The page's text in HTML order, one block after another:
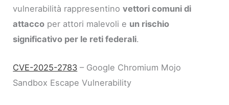
vulnerabilità rappresentinovettori comuni di
attacco per attori malevoli e un rischio
significativo per le reti federali.
CVE-2025-2783 – Google Chromium Mojo
Sandbox Escape Vulnerability